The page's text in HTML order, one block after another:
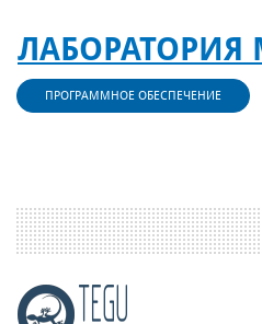
ЛАБОРАТОРИЯ
ПРОГРАММНОЕ ОБЕСПЕЧЕНИЕ